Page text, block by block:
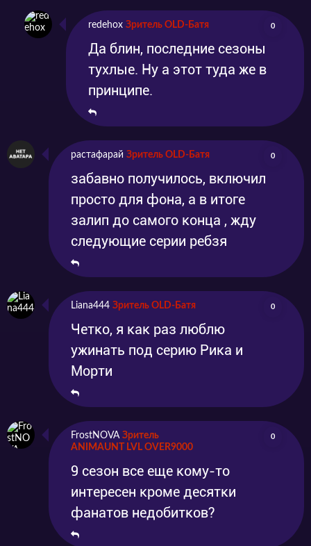
redehox Зритель OLD-Батя 0
Да блин, последние сезоны
тухлые. Ну а этот туда же в
принципе.
растафарай Зритель OLD-Батя 0
забавно получилось, включил
просто для фона, а в итоге
залип до самого конца , жду
следующие серии ребзя
Liana444 Зритель OLD-Батя 0
Четко, я как раз люблю
ужинать под серию Рика и
Морти
FrostNOVA Зритель
ANIMAUNT LVL OVER9000
0
9 сезон все еще кому-то
интересен кроме десятки
фанатов недобитков?